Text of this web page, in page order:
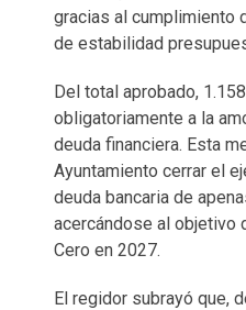
gracias al cumplimiento
de estabilidad
Del total aprobado,
obligatoriamente a la
deuda financiera. Esta
Ayuntamiento cerrar el
deuda bancaria de
acercándose al objetivo
Cero en 2027.
El regidor subrayó que,